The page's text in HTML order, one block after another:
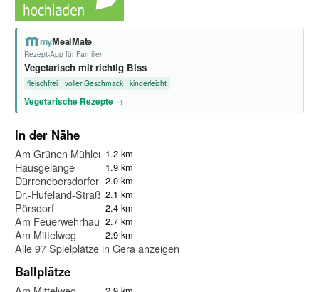
myMealMate
Rezept-App für Familien
Vegetarisch mit richtig Biss
fleischfrei voller Geschmack kinderleicht
Vegetarische Rezepte →
In der Nähe
Am Grünen Mühlenweg
1.2 km
Hausgelänge 1.9 km
Dürrenebersdorfer Wand
2.0 km
Dr.-Hufeland-Straße2.1 km
Pörsdorf 2.4 km
Am Feuerwehrhaus 2.7 km
Am Mittelweg 2.9 km
Alle 97 Spielplätze in Gera anzeigen
Ballplätze